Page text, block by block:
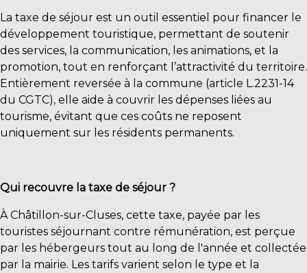
La taxe de séjour est un outil essentiel pour financer le
développement touristique, permettant de soutenir
des services, la communication, les animations, et la
promotion, tout en renforçant l’attractivité du territoire.
Entièrement reversée à la commune (article L.2231-14
du CGTC), elle aide à couvrir les dépenses liées au
tourisme, évitant que ces coûts ne reposent
uniquement sur les résidents permanents.
Qui recouvre la taxe de séjour ?
À Châtillon-sur-Cluses, cette taxe, payée par les
touristes séjournant contre rémunération, est perçue
par les hébergeurs tout au long de l'année et collectée
par la mairie. Les tarifs varient selon le type et la